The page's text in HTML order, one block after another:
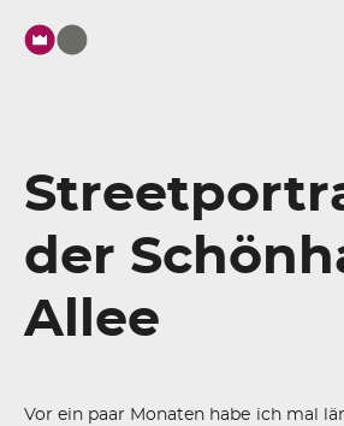
der
Allee
Vor ein paar Monaten habe ich mal